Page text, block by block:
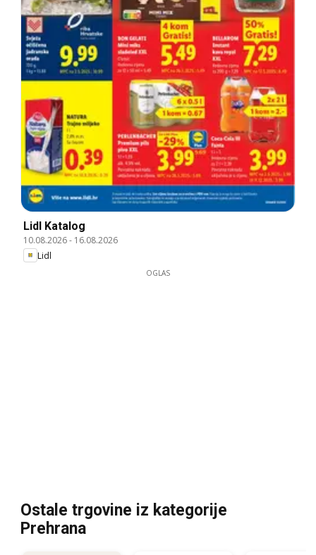
Lidl Katalog
10.08.2026- 16.08.2026
Lidl
OGLAS
Ostale trgovine iz kategorije
Prehrana